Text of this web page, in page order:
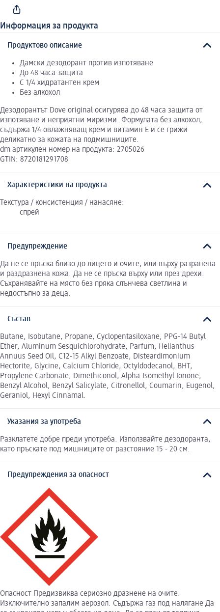
Информация за продукта
Продуктово описание
Дамски дезодорант против изпотяване
До 48 часа защита
С 1/4 хидратантен крем
Без алкохол
Дезодорантът Dove original осигурява до 48 часа защита от
изпотяване и неприятни миризми. Формулата без алкохол,
съдържа 1/4 овлажняващ крем и витамин E и се грижи
деликатно за кожата на подмишниците.
dm артикулен номер на продукта: 2705026
GTIN: 8720181291708
Характеристики на продукта
Текстура / консистенция / нанасяне:
спрей
Предупреждение
Да не се пръска близо до лицето и очите, или върху разранена
и раздразнена кожа. Да не се пръска върху или през дрехи.
Съхранявайте на място без пряка слънчева светлина и
недостъпно за деца.
Състав
Butane, Isobutane, Propane, Cyclopentasiloxane, PPG-14 Butyl
Ether, Aluminum Sesquichlorohydrate, Parfum, Helianthus
Annuus Seed Oil, C12-15 Alkyl Benzoate, Disteardimonium
Hectorite, Glycine, Calcium Chloride, Octyldodecanol, BHT,
Propylene Carbonate, Dimethiconol, Alpha-Isomethyl Ionone,
Benzyl Alcohol, Benzyl Salicylate, Citronellol, Coumarin, Eugenol,
Geraniol, Hexyl Cinnamal.
Указания за употреба
Разклатете добре преди употреба. Използвайте дезодоранта,
като пръскате под мишниците от разстояние 15 - 20 см.
Предупреждения за опасност
Опасност Предизвиква сериозно дразнене на очите.
Изключително запалим аерозол. Съдържа газ под налягане Да